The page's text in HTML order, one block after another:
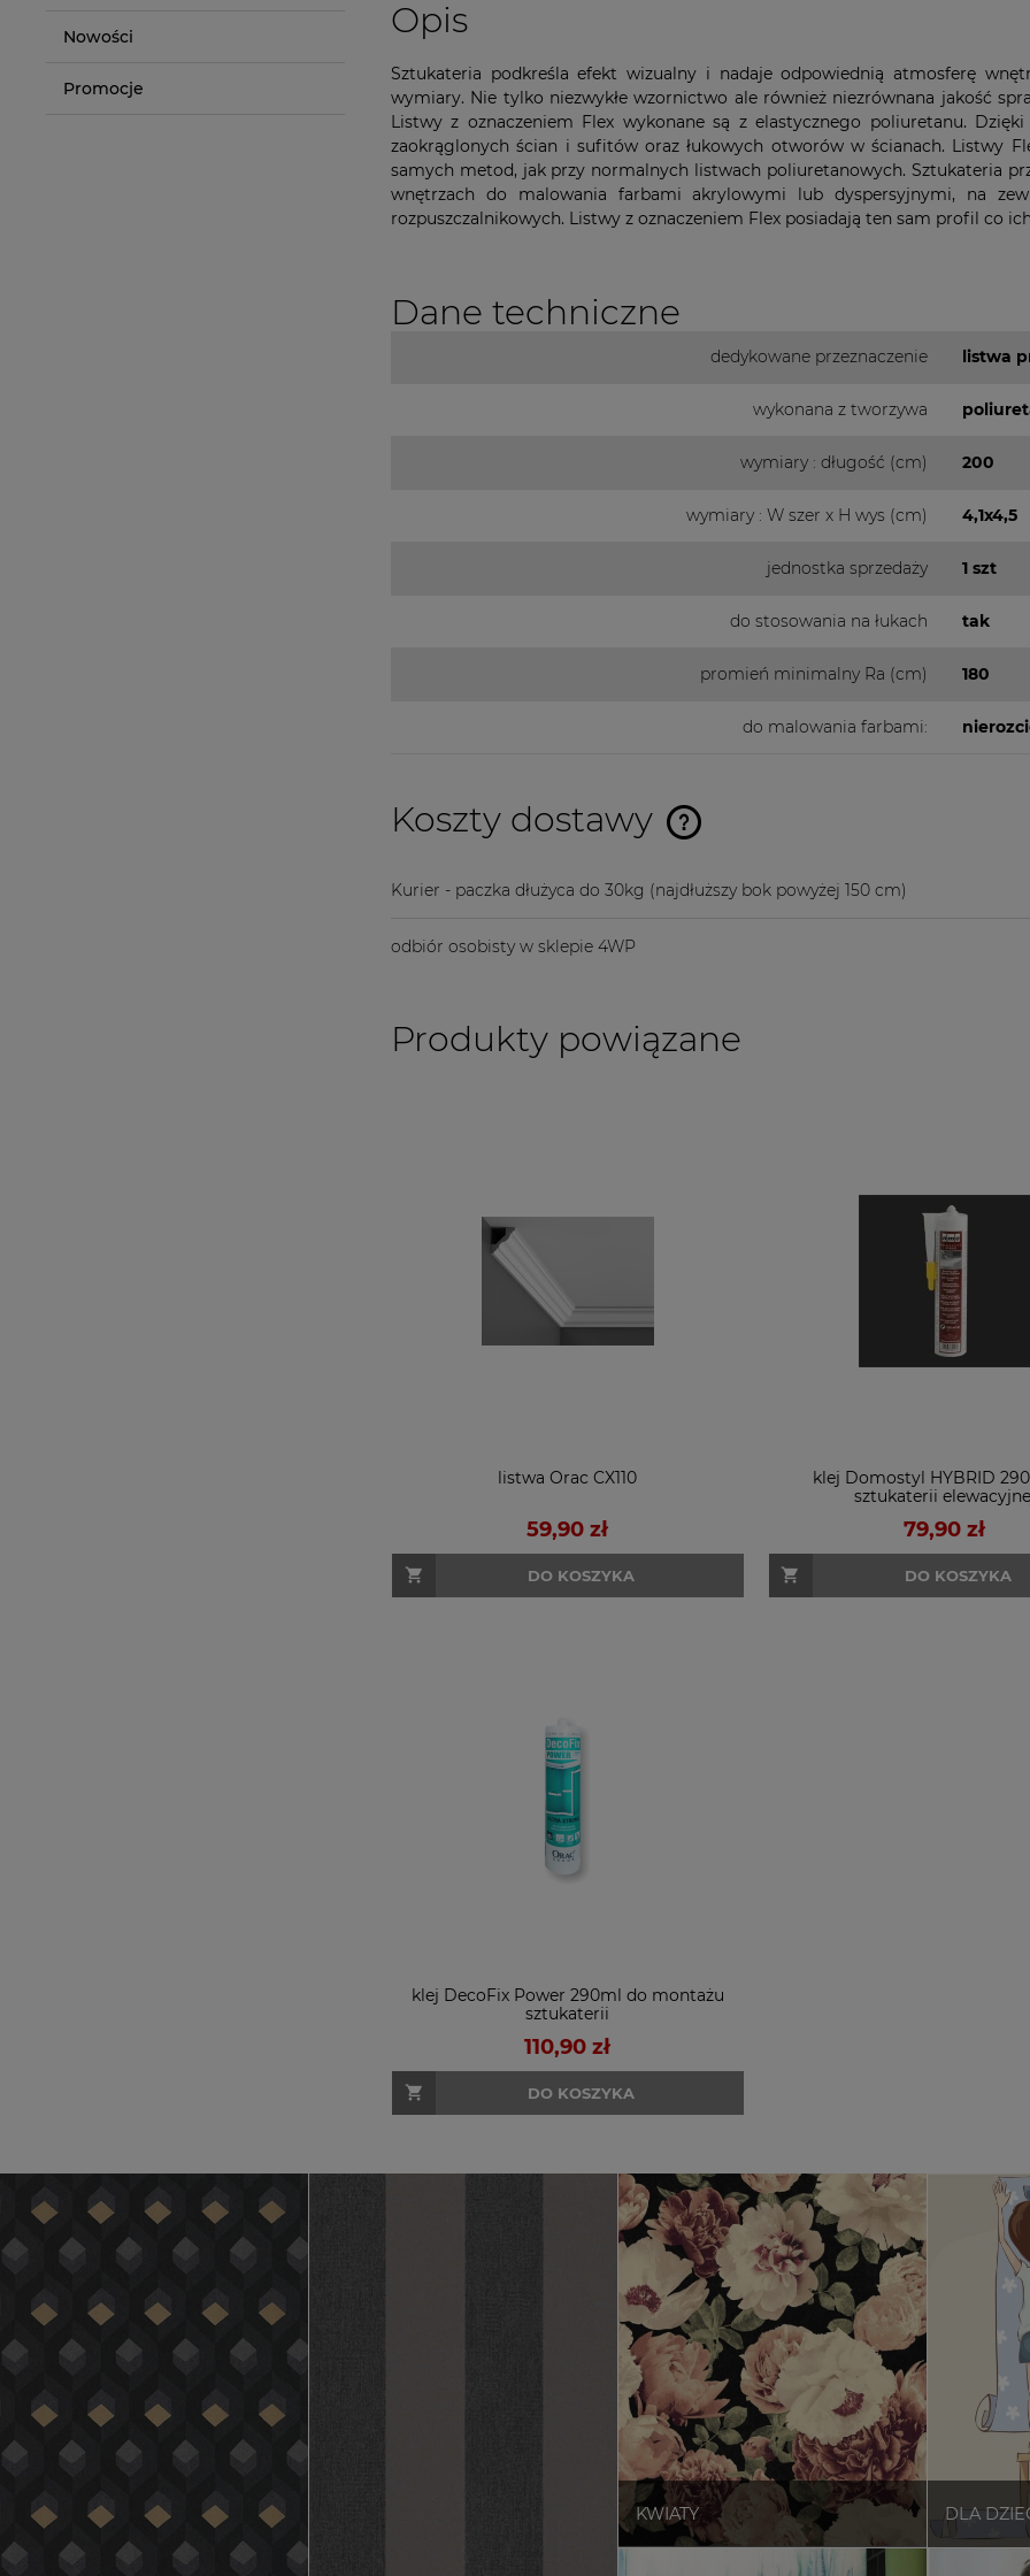
Nowości
Promocje
Opis
Sztukateria podkreśla efekt wizualny i nadaje odpowiednią atmosferę
wymiary. Nie tylko niezwykłe wzornictwo ale również niezrównana jakość
Listwy z oznaczeniem Flex wykonane są z elastycznego poliuretanu.
zaokrąglonych ścian i sufitów oraz łukowych otworów w ścianach. Listwy
samych metod, jak przy normalnych listwach poliuretanowych. Sztukateria
wnętrzach do malowania farbami akrylowymi lub dyspersyjnymi, na
rozpuszczalnikowych. Listwy z oznaczeniem Flex posiadają ten sam profil co
Dane techniczne
dedykowane przeznaczenie listwa
wykonana z tworzywa
wymiary : długość (cm) 200
wymiary : W szer x H wys (cm) 4,1x4,5
jednostka sprzedaży 1 szt
do stosowania na łukach tak
promień minimalny Ra (cm) 180
do malowania farbami:
Koszty dostawy
Cena nie zawiera ewentualnych
kosztów płatności
Kurier - paczka dłużyca do 30kg (najdłuższy bok powyżej 150 cm)
odbiór osobisty w sklepie 4WP
Produkty powiązane
listwa Orac CX110
59,90 zł
DO KOSZYKA
klej Domostyl HYBRID
sztukaterii
79,90 zł
DO KOSZYKA
klej DecoFix Power 290ml do montażu
sztukaterii
110,90 zł
DO KOSZYKA